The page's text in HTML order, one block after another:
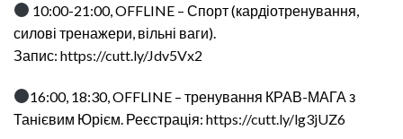
10:00-21:00, OFFLINE – Спорт (кардіотренування,
силові тренажери, вільні ваги).
Запис: https://cutt.ly/Jdv5Vx2
16:00, 18:30, OFFLINE – тренування КРАВ-МАГА з
Танієвим Юрієм. Реєстрація: https://cutt.ly/lg3jUZ6